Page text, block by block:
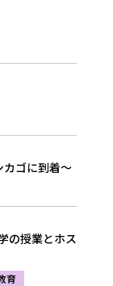
ゴに到着～
授業とホス
育